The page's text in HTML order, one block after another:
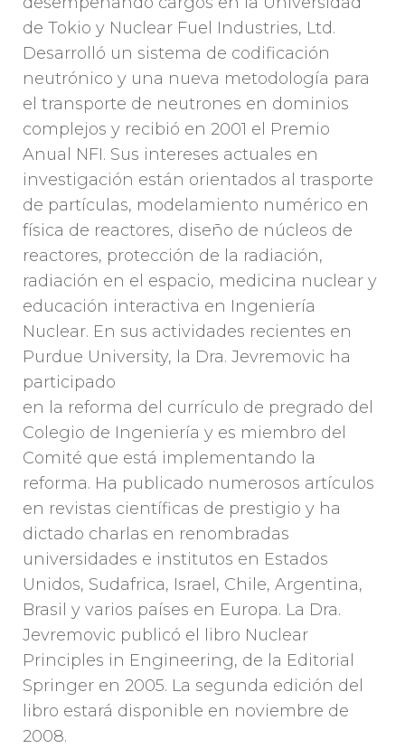
de Tokio y Nuclear Fuel Industries, Ltd.
Desarrolló un sistema de codificación
neutrónico y una nueva metodología para
el transporte de neutrones en dominios
complejos y recibió en 2001 el Premio
Anual NFI. Sus intereses actuales en
investigación están orientados al trasporte
de partículas, modelamiento numérico en
física de reactores, diseño de núcleos de
reactores, protección de la radiación,
radiación en el espacio, medicina nuclear y
educación interactiva en Ingeniería
Nuclear. En sus actividades recientes en
Purdue University, la Dra. Jevremovic ha
participado
en la reforma del currículo de pregrado del
Colegio de Ingeniería y es miembro del
Comité que está implementando la
reforma. Ha publicado numerosos artículos
en revistas científicas de prestigio y ha
dictado charlas en renombradas
universidades e institutos en Estados
Unidos, Sudafrica, Israel, Chile, Argentina,
Brasil y varios países en Europa. La Dra.
Jevremovic publicó el libro Nuclear
Principles in Engineering, de la Editorial
Springer en 2005. La segunda edición del
libro estará disponible en noviembre de
2008.